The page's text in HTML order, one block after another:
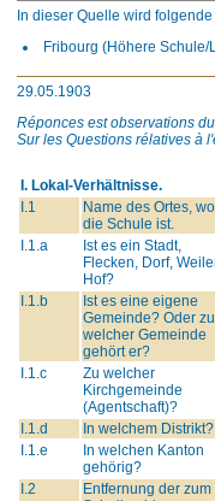
In dieser Quelle wird
Fribourg (Höhere
29.05.1903
Réponces est observations
Sur les Questions rélatives à
I. Lokal-Verhältnisse.
I.1
Name des Ortes, wo
die Schule ist.
I.1.a
Ist es ein Stadt,
Flecken, Dorf,
Hof?
I.1.b
Ist es eine eigene
Gemeinde? Oder zu
welcher Gemeinde
gehört er?
I.1.c
Zu welcher
Kirchgemeinde
(Agentschaft)?
I.1.d
In welchem Distrikt?
I.1.e
In welchen Kanton
gehörig?
I.2
Entfernung der zum